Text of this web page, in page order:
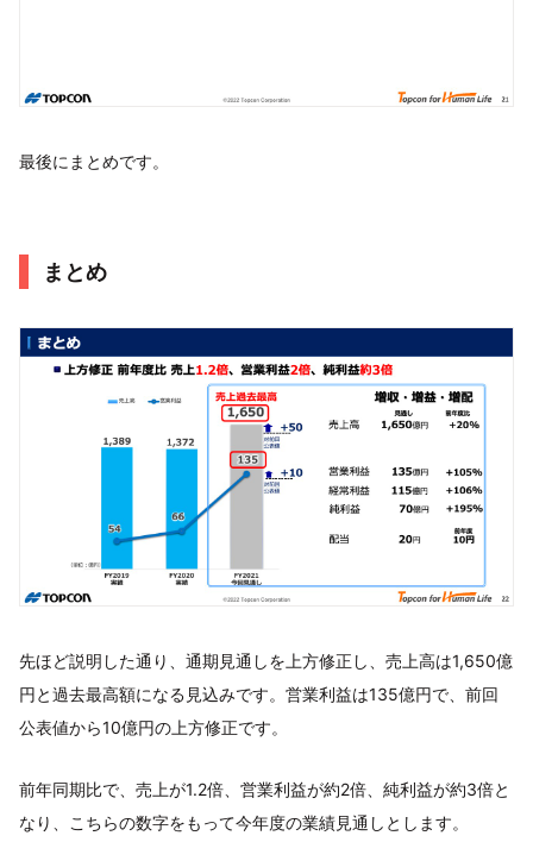
最後にまとめです。
まとめ
先ほど説明した通り、通期見通しを上方修正し、売上高は1,650億
円と過去最高額になる見込みです。営業利益は135億円で、前回
公表値から10億円の上方修正です。
前年同期比で、売上が1.2倍、営業利益が約2倍、純利益が約3倍と
なり、こちらの数字をもって今年度の業績見通しとします。